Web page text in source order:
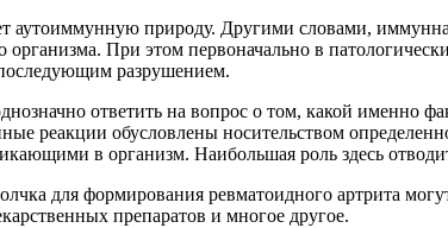
аутоиммунную природу. Другими словами,
При этом первоначально в
разрушением.
ответить на вопрос о том, какой именно
реакции обусловлены носительством
в организм. Наибольшая роль здесь
для формирования ревматоидного артрита
препаратов и многое другое.